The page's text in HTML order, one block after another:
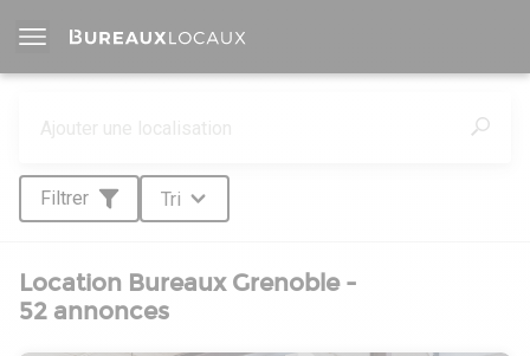
Filtrer Tri
Location Bureaux Grenoble -
52 annonces